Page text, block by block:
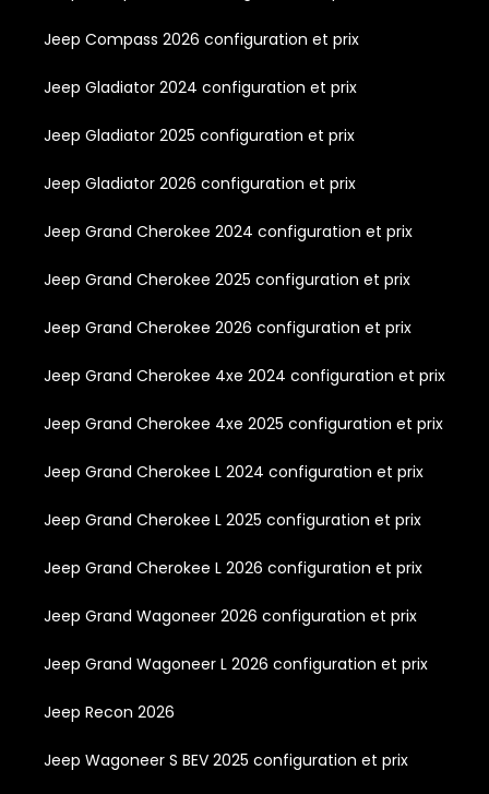
Jeep Compass 2026 configuration et prix
Jeep Gladiator 2024 configuration et prix
Jeep Gladiator 2025 configuration et prix
Jeep Gladiator 2026 configuration et prix
Jeep Grand Cherokee 2024 configuration et prix
Jeep Grand Cherokee 2025 configuration et prix
Jeep Grand Cherokee 2026 configuration et prix
Jeep Grand Cherokee 4xe 2024 configuration et prix
Jeep Grand Cherokee 4xe 2025 configuration et prix
Jeep Grand Cherokee L 2024 configuration et prix
Jeep Grand Cherokee L 2025 configuration et prix
Jeep Grand Cherokee L 2026 configuration et prix
Jeep Grand Wagoneer 2026 configuration et prix
Jeep Grand Wagoneer L 2026 configuration et prix
Jeep Recon 2026
Jeep Wagoneer S BEV 2025 configuration et prix